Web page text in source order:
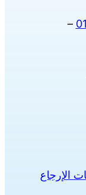
–
الإرجاع